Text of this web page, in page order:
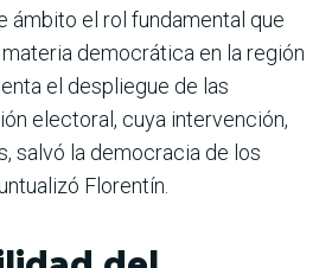
ámbito el rol fundamental que
democrática en la región
el despliegue de las
electoral, cuya intervención,
salvó la democracia de los
Florentín.